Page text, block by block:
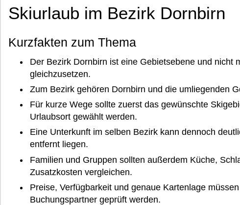
Skiurlaub im Bezirk Dornbirn
Kurzfakten zum Thema
Der Bezirk Dornbirn ist eine Gebietsebene und nicht
gleichzusetzen.
Zum Bezirk gehören Dornbirn und die umliegenden
Für kurze Wege sollte zuerst das gewünschte
Urlaubsort gewählt werden.
Eine Unterkunft im selben Bezirk kann dennoch
entfernt liegen.
Familien und Gruppen sollten außerdem Küche,
Zusatzkosten vergleichen.
Preise, Verfügbarkeit und genaue Kartenlage
Buchungspartner geprüft werden.